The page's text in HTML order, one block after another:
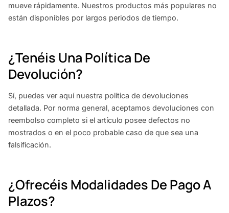
mueve rápidamente. Nuestros productos más populares no
están disponibles por largos periodos de tiempo.
¿Tenéis Una Política De
Devolución?
Sí, puedes ver aquí nuestra política de devoluciones
detallada. Por norma general, aceptamos devoluciones con
reembolso completo si el artículo posee defectos no
mostrados o en el poco probable caso de que sea una
falsificación.
¿Ofrecéis Modalidades De Pago A
Plazos?